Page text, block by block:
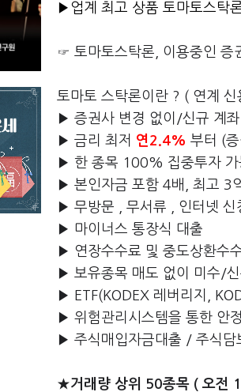
▶업계 최고 상품 토마토스탁
☞ 토마토스탁론, 이용중인 증
토마토 스탁론이란 ? ( 연계 신
▶ 증권사 변경 없이/신규 계
▶ 금리 최저 연2.4% 부터 (
▶ 한 종목 100% 집중투자 가
▶ 본인자금 포함 4배, 최고 3
▶ 무방문 , 무서류 , 인터넷 신
▶ 마이너스 통장식 대출
▶ 연장수수료 및 중도상환수
▶ 보유종목 매도 없이 미수/
▶ ETF(KODEX 레버리지,
▶ 위험관리시스템을 통한 안
▶ 주식매입자금대출 / 주식담
★거래량 상위 50종목 ( 오전